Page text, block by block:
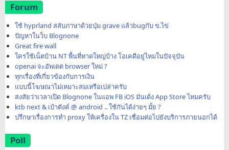
Forum
ใช้ hyprland สลับภาษาด้วยปุ่ม grave แล้วbugกับ ข.ไข่
ปัญหาในว็บ Blognone
Great fire wall
ใครใช้เน็ตบ้าน NT พื้นที่หาดใหญ่บ้าง โอเคดีอยู่ไหมในปัจจุบัน
openai จะอัพเดต browser ใหม่ ?
ทุกเรื่องที่เกี่ยวข้องกับการเงิน
แบบนี้โฆษณาไม่เหมาะสมเหรือเปล่าครับ
สงสัยว่าเวลาเปิด Blognone ในแอพ FB iOS มันเด้ง App Store ไหมครับ
ktb next & เป๋าตังค์ @ android .. ใช้กันได้ง่ายๆ มั้ย ?
ปรึกษาเรื่องการทำ proxy ให้เครื่องใน TZ เชื่อมต่อไปยังบริการภายนอกได้
Poll